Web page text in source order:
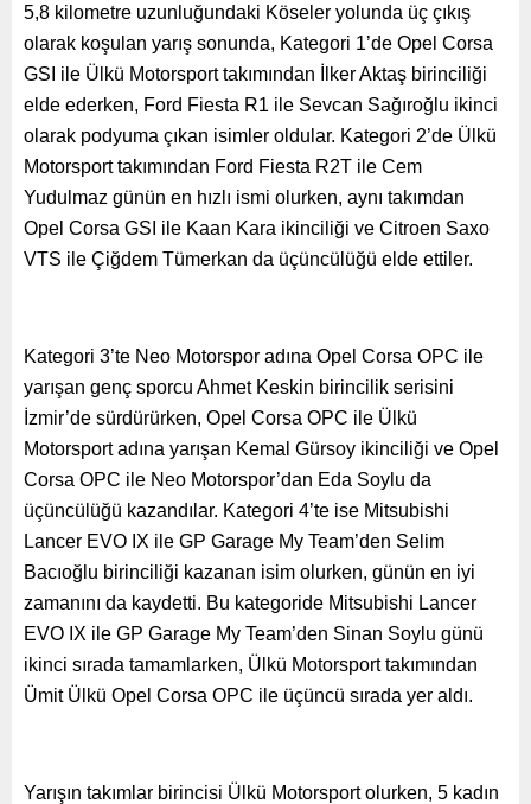
5,8 kilometre uzunluğundaki Köseler yolunda üç çıkış
olarak koşulan yarış sonunda, Kategori 1’de Opel Corsa
GSI ile Ülkü Motorsport takımından İlker Aktaş birinciliği
elde ederken, Ford Fiesta R1 ile Sevcan Sağıroğlu ikinci
olarak podyuma çıkan isimler oldular. Kategori 2’de Ülkü
Motorsport takımından Ford Fiesta R2T ile Cem
Yudulmaz günün en hızlı ismi olurken, aynı takımdan
Opel Corsa GSI ile Kaan Kara ikinciliği ve Citroen Saxo
VTS ile Çiğdem Tümerkan da üçüncülüğü elde ettiler.
Kategori 3’te Neo Motorspor adına Opel Corsa OPC ile
yarışan genç sporcu Ahmet Keskin birincilik serisini
İzmir’de sürdürürken, Opel Corsa OPC ile Ülkü
Motorsport adına yarışan Kemal Gürsoy ikinciliği ve Opel
Corsa OPC ile Neo Motorspor’dan Eda Soylu da
üçüncülüğü kazandılar. Kategori 4’te ise Mitsubishi
Lancer EVO IX ile GP Garage My Team’den Selim
Bacıoğlu birinciliği kazanan isim olurken, günün en iyi
zamanını da kaydetti. Bu kategoride Mitsubishi Lancer
EVO IX ile GP Garage My Team’den Sinan Soylu günü
ikinci sırada tamamlarken, Ülkü Motorsport takımından
Ümit Ülkü Opel Corsa OPC ile üçüncü sırada yer aldı.
Yarışın takımlar birincisi Ülkü Motorsport olurken, 5 kadın